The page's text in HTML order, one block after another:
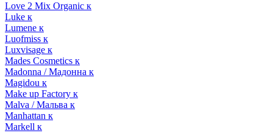
Love 2 Mix Organic к
Luke к
Lumene к
Luofmiss к
Luxvisage к
Mades Cosmetics к
Madonna / Мадонна к
Magidou к
Make up Factory к
Malva / Мальва к
Manhattan к
Markell к